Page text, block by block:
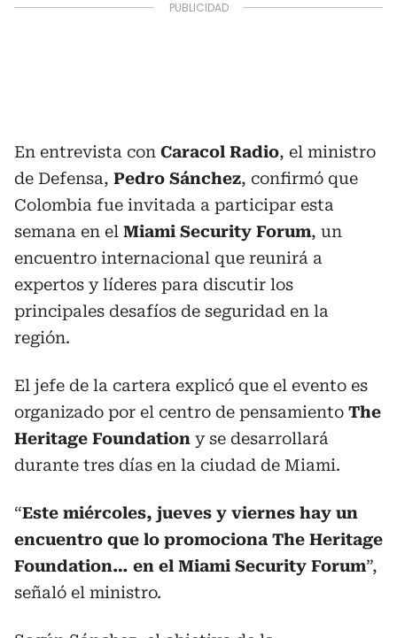
En entrevista con Caracol Radio, el ministro
de Defensa, Pedro Sánchez, confirmó que
Colombia fue invitada a participar esta
semana en el Miami Security Forum, un
encuentro internacional que reunirá a
expertos y líderes para discutir los
principales desafíos de seguridad en la
región.
El jefe de la cartera explicó que el evento es
organizado por el centro de pensamiento The
Heritage Foundation y se desarrollará
durante tres días en la ciudad de Miami.
“Este miércoles, jueves y viernes hay un
encuentro que lo promociona The Heritage
Foundation… en el Miami Security Forum”,
señaló el ministro.